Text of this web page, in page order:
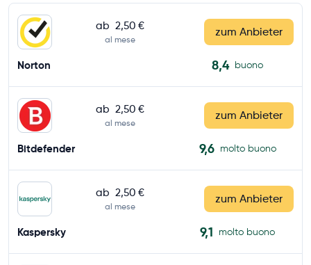
ab 2,50 €
al mese
zum Anbieter
Norton 8,4 buono
ab 2,50 €
al mese
zum Anbieter
Bitdefender 9,6 molto buono
ab 2,50 €
al mese
zum Anbieter
Kaspersky 9,1 molto buono